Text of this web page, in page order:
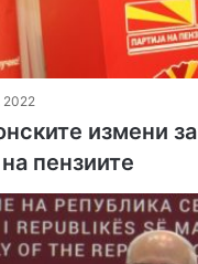
2022
измени за
пензиите